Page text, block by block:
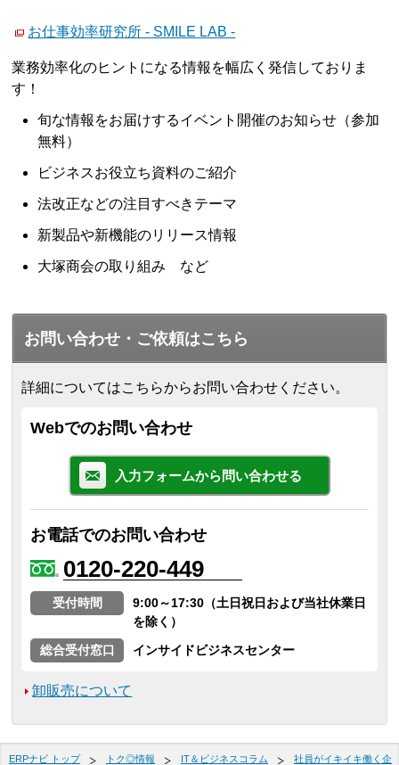
お仕事効率研究所 - SMILE LAB -
業務効率化のヒントになる情報を幅広く発信しておりま
す！
旬な情報をお届けするイベント開催のお知らせ（参加
無料）
ビジネスお役立ち資料のご紹介
法改正などの注目すべきテーマ
新製品や新機能のリリース情報
大塚商会の取り組み など
お問い合わせ・ご依頼はこちら
詳細についてはこちらからお問い合わせください。
Webでのお問い合わせ
入力フォームから問い合わせる
お電話でのお問い合わせ
0120-220-449
受付時間
9:00～17:30（土日祝日および当社休業日
を除く）
総合受付窓口
インサイドビジネスセンター
卸販売について
ERPナビ トップ トク◎情報 IT＆ビジネスコラム
社員がイキイキ働く企